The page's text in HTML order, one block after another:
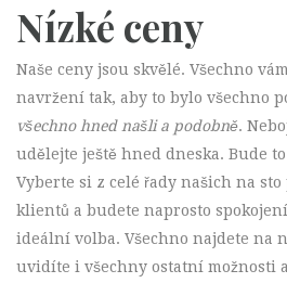
Nízké ceny
Naše ceny jsou skvělé. Všechno
navržení tak, aby to bylo všechno
všechno hned našli a podobně.
udělejte ještě hned dneska. Bude
Vyberte si z celé řady našich na
klientů a budete naprosto
ideální volba. Všechno najdete na
uvidíte i všechny ostatní možnosti